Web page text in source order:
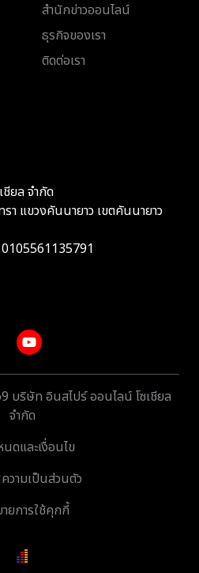
สำนักข่าวออนไลน์
ธุรกิจของเรา
ติดต่อเรา
ยล จำกัด
แขวงคันนายาว เขตคันนายาว
0105561135791
ริษัท อินสไปร์ ออนไลน์ โซเชียล
จำกัด
ดและเงื่อนไข
วามเป็นส่วนตัว
ยการใช้คุกกี้